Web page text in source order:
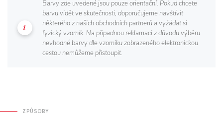
Barvy zde uvedené jsou pouze orientační. Pokud chcete
barvu vidět ve skutečnosti, doporučujeme navštívit
některého z našich obchodních partnerů a vyžádat si
fyzický vzorník. Na případnou reklamaci z důvodu výběru
nevhodné barvy dle vzorníku zobrazeného elektronickou
cestou nemůžeme přistoupit.
ZPŮSOBY